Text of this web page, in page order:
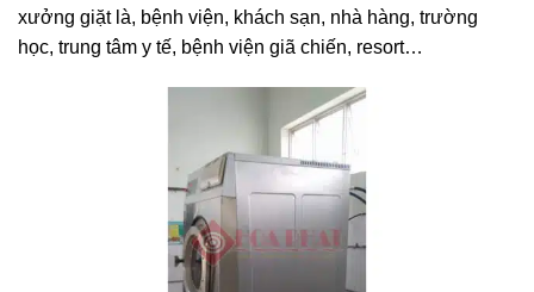
xưởng giặt là, bệnh viện, khách sạn, nhà hàng, trường
học, trung tâm y tế, bệnh viện giã chiến, resort…